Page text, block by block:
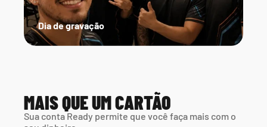
Dia de gravação
MAIS QUE UM CARTÃO
Sua conta Ready permite que você faça mais com o